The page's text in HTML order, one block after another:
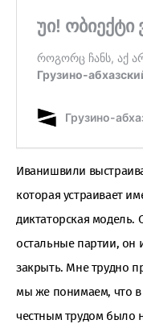
Иванишвили
которая устраивает
диктаторская модель.
остальные партии, он
закрыть. Мне трудно
мы же понимаем, что в
честным трудом было